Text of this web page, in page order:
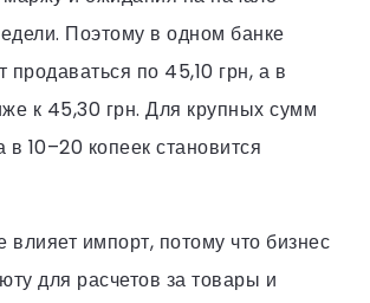
Поэтому в одном банке
продаваться по 45,10 грн, а в
к 45,30 грн. Для крупных сумм
10–20 копеек становится
влияет импорт, потому что бизнес
для расчетов за товары и